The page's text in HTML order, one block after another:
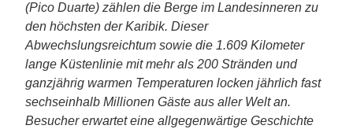
(Pico Duarte) zählen die Berge im Landesinneren zu
den höchsten der Karibik. Dieser
Abwechslungsreichtum sowie die 1.609 Kilometer
lange Küstenlinie mit mehr als 200 Stränden und
ganzjährig warmen Temperaturen locken jährlich fast
sechseinhalb Millionen Gäste aus aller Welt an.
Besucher erwartet eine allgegenwärtige Geschichte